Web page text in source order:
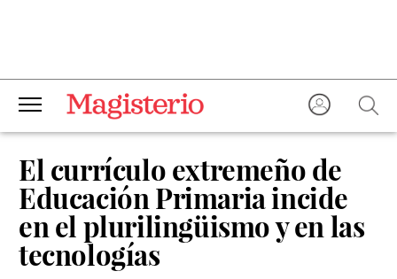
El currículo extremeño de
Educación Primaria incide
en el plurilingüismo y en las
tecnologías